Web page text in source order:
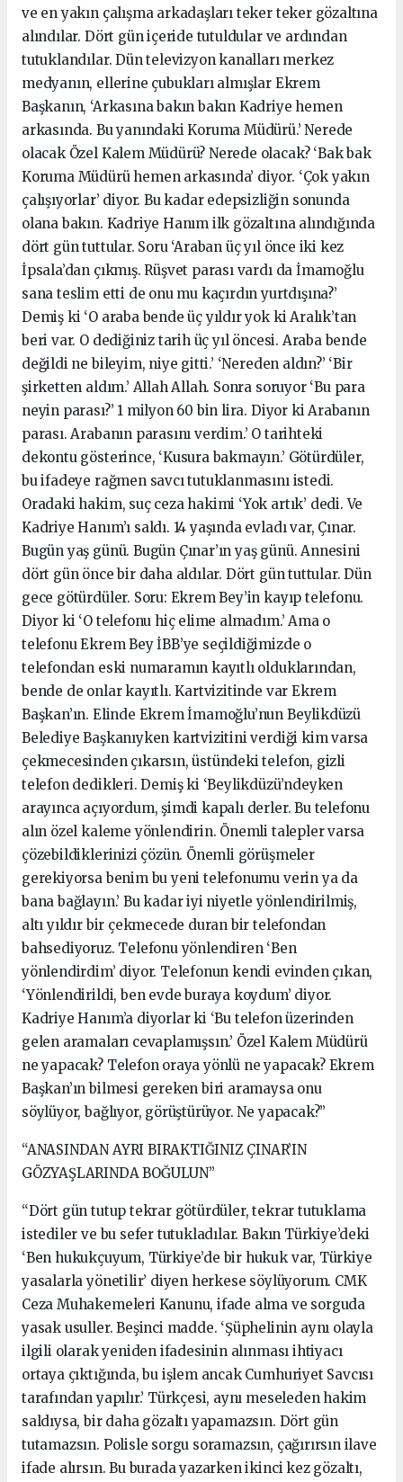
ve en yakın çalışma arkadaşları teker teker gözaltına
alındılar. Dört gün içeride tutuldular ve ardından
tutuklandılar. Dün televizyon kanalları merkez
medyanın, ellerine çubukları almışlar Ekrem
Başkanın, ‘Arkasına bakın bakın Kadriye hemen
arkasında. Bu yanındaki Koruma Müdürü.’ Nerede
olacak Özel Kalem Müdürü? Nerede olacak? ‘Bak bak
Koruma Müdürü hemen arkasında’ diyor. ‘Çok yakın
çalışıyorlar’ diyor. Bu kadar edepsizliğin sonunda
olana bakın. Kadriye Hanım ilk gözaltına alındığında
dört gün tuttular. Soru ‘Araban üç yıl önce iki kez
İpsala’dan çıkmış. Rüşvet parası vardı da İmamoğlu
sana teslim etti de onu mu kaçırdın yurtdışına?’
Demiş ki ‘O araba bende üç yıldır yok ki Aralık’tan
beri var. O dediğiniz tarih üç yıl öncesi. Araba bende
değildi ne bileyim, niye gitti.’ ‘Nereden aldın?’ ‘Bir
şirketten aldım.’ Allah Allah. Sonra soruyor ‘Bu para
neyin parası?’ 1 milyon 60 bin lira. Diyor ki Arabanın
parası. Arabanın parasını verdim.’ O tarihteki
dekontu gösterince, ‘Kusura bakmayın.’ Götürdüler,
bu ifadeye rağmen savcı tutuklanmasını istedi.
Oradaki hakim, suç ceza hakimi ‘Yok artık’ dedi. Ve
Kadriye Hanım’ı saldı. 14 yaşında evladı var, Çınar.
Bugün yaş günü. Bugün Çınar’ın yaş günü. Annesini
dört gün önce bir daha aldılar. Dört gün tuttular. Dün
gece götürdüler. Soru: Ekrem Bey’in kayıp telefonu.
Diyor ki ‘O telefonu hiç elime almadım.’ Ama o
telefonu Ekrem Bey İBB’ye seçildiğimizde o
telefondan eski numaramın kayıtlı olduklarından,
bende de onlar kayıtlı. Kartvizitinde var Ekrem
Başkan’ın. Elinde Ekrem İmamoğlu’nun Beylikdüzü
Belediye Başkanıyken kartvizitini verdiği kim varsa
çekmecesinden çıkarsın, üstündeki telefon, gizli
telefon dedikleri. Demiş ki ‘Beylikdüzü’ndeyken
arayınca açıyordum, şimdi kapalı derler. Bu telefonu
alın özel kaleme yönlendirin. Önemli talepler varsa
çözebildiklerinizi çözün. Önemli görüşmeler
gerekiyorsa benim bu yeni telefonumu verin ya da
bana bağlayın.’ Bu kadar iyi niyetle yönlendirilmiş,
altı yıldır bir çekmecede duran bir telefondan
bahsediyoruz. Telefonu yönlendiren ‘Ben
yönlendirdim’ diyor. Telefonun kendi evinden çıkan,
‘Yönlendirildi, ben evde buraya koydum’ diyor.
Kadriye Hanım’a diyorlar ki ‘Bu telefon üzerinden
gelen aramaları cevaplamışsın.’ Özel Kalem Müdürü
ne yapacak? Telefon oraya yönlü ne yapacak? Ekrem
Başkan’ın bilmesi gereken biri aramaysa onu
söylüyor, bağlıyor, görüştürüyor. Ne yapacak?”
“ANASINDAN AYRI BIRAKTIĞINIZ ÇINAR’IN
GÖZYAŞLARINDA BOĞULUN”
“Dört gün tutup tekrar götürdüler, tekrar tutuklama
istediler ve bu sefer tutukladılar. Bakın Türkiye’deki
‘Ben hukukçuyum, Türkiye’de bir hukuk var, Türkiye
yasalarla yönetilir’ diyen herkese söylüyorum. CMK
Ceza Muhakemeleri Kanunu, ifade alma ve sorguda
yasak usuller. Beşinci madde. ‘Şüphelinin aynı olayla
ilgili olarak yeniden ifadesinin alınması ihtiyacı
ortaya çıktığında, bu işlem ancak Cumhuriyet Savcısı
tarafından yapılır.’ Türkçesi, aynı meseleden hakim
saldıysa, bir daha gözaltı yapamazsın. Dört gün
tutamazsın. Polisle sorgu soramazsın, çağırırsın ilave
ifade alırsın. Bu burada yazarken ikinci kez gözaltı,